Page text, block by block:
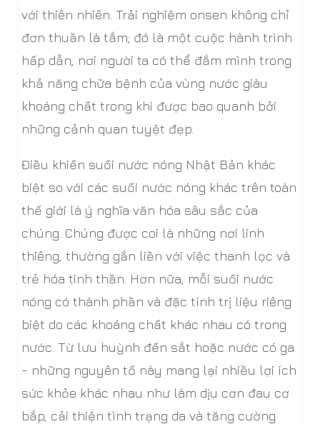
với thiên nhiên. Trải nghiệm onsen không chỉ
đơn thuần là tắm; đó là một cuộc hành trình
hấp dẫn, nơi người ta có thể đắm mình trong
khả năng chữa bệnh của vùng nước giàu
khoáng chất trong khi được bao quanh bởi
những cảnh quan tuyệt đẹp.
Điều khiến suối nước nóng Nhật Bản khác
biệt so với các suối nước nóng khác trên toàn
thế giới là ý nghĩa văn hóa sâu sắc của
chúng. Chúng được coi là những nơi linh
thiêng, thường gắn liền với việc thanh lọc và
trẻ hóa tinh thần. Hơn nữa, mỗi suối nước
nóng có thành phần và đặc tính trị liệu riêng
biệt do các khoáng chất khác nhau có trong
nước. Từ lưu huỳnh đến sắt hoặc nước có ga
- những nguyên tố này mang lại nhiều lợi ích
sức khỏe khác nhau như làm dịu cơn đau cơ
bắp, cải thiện tình trạng da và tăng cường